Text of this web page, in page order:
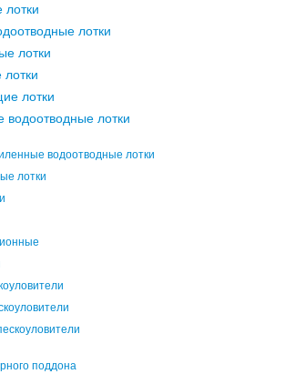
лотки
лотки
лотки
лотки
водоотводные лотки
водоотводные лотки
лотки
поддона